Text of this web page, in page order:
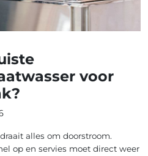
voor
alles om doorstroom.
op en servies moet direct weer